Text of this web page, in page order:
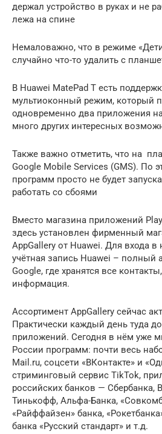
держал устройство в руках и не
лежа на спине
Немаловажно, что в режиме
случайно что-то удалить с
В Huawei MatePad T есть
мультиоконный режим, который
одновременно два приложения
много других интересных
Также важно отметить, что на
Google Mobile Services (GMS). По
программ просто не будет
работать со сбоями
Вместо магазина приложений
здесь установлен фирменный
AppGallery от Huawei. Для входа в
учётная запись Huawei – полный
Google, где хранятся все
информация.
Ассортимент AppGallery сейчас
Практически каждый день туда
приложений. Сегодня в нём уже
России программ: почти весь
Mail.ru, соцсети «ВКонтакте» и
стриминговый сервис TikTok,
российских банков — Сбербанка,
Тинькофф, Альфа-Банка,
«Райффайзен» банка,
банка «Русский стандарт» и т.д.